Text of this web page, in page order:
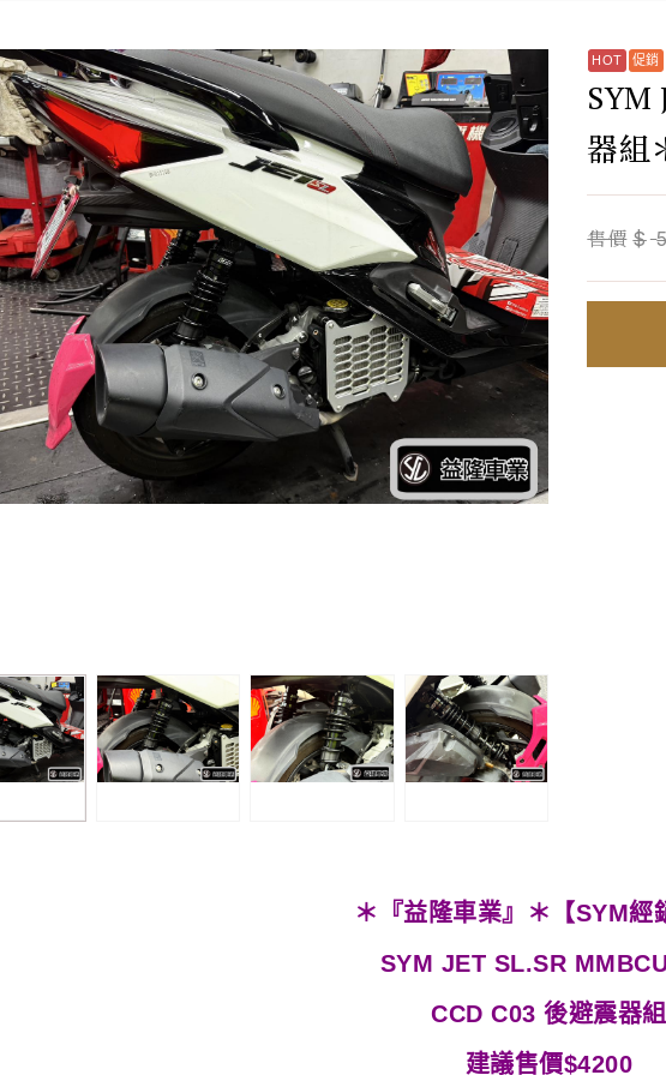
SYM
器組
售價 $
＊『益隆車業』＊【SYM經
SYM JET SL.SR
CCD C03 後避震器組
建議售價$4200